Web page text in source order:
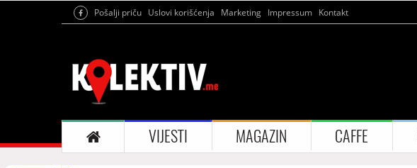
Pošalji priču Uslovi korišćenja Marketing Impressum Kontakt
VIJESTI MAGAZIN CAFFE